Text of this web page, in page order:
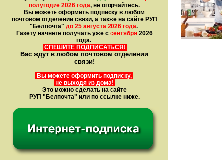
полугодие 2026 года, не огорчайтесь.
Вы можете оформить подписку в любом
почтовом отделении связи, а также на сайте РУП
"Белпочта" до 25 августа 2026 года.
Газету начнете получать уже с сентября2026
года.
СПЕШИТЕ ПОДПИСАТЬСЯ!
Вас ждут в любом почтовом отделении
связи!
Вы можете оформить подписку,
не выходя из дома!
Это можно сделать на сайте
РУП "Белпочта" или по ссылке ниже.